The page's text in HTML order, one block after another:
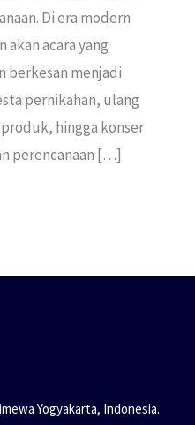
Di era modern
acara yang
berkesan menjadi
pernikahan, ulang
hingga konser
perencanaan […]
Yogyakarta, Indonesia.